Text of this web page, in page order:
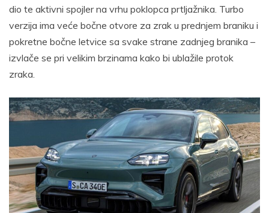
dio te aktivni spojler na vrhu poklopca prtljažnika. Turbo
verzija ima veće bočne otvore za zrak u prednjem braniku i
pokretne bočne letvice sa svake strane zadnjeg branika –
izvlače se pri velikim brzinama kako bi ublažile protok
zraka.